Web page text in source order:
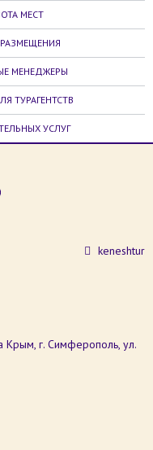
МЕСТ
МЕНЕДЖЕРЫ
ТУРАГЕНТСТВ
УСЛУГ
keneshtur
Крым, г. Симферополь, ул.